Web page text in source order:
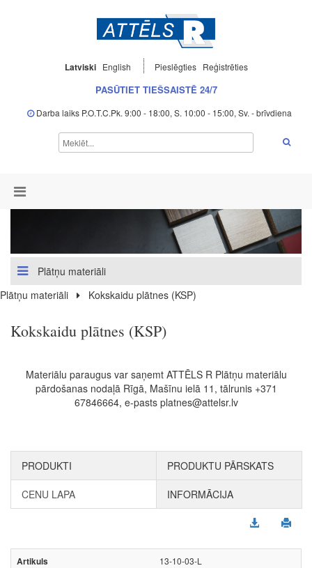
Latviski English Pieslēgties Reģistrēties
PASŪTIET TIEŠSAISTĒ 24/7
Darba laiks P.O.T.C.Pk. 9:00 - 18:00, S. 10:00 - 15:00, Sv. - brīvdiena
Plātņu materiāli
Plātņu materiāli
Kokskaidu plātnes (KSP)
Kokskaidu plātnes (KSP)
Materiālu paraugus var saņemt ATTĒLS R Plātņu materiālu
pārdošanas nodaļā Rīgā, Mašīnu ielā 11, tālrunis +371
67846664, e-pasts platnes@attelsr.lv
PRODUKTI PRODUKTU PĀRSKATS
CENU LAPA INFORMĀCIJA
13-10-03-L